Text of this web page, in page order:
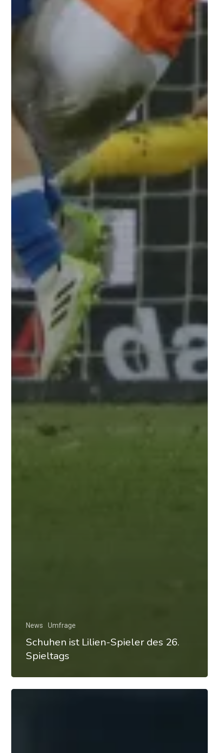
News Umfrage
Schuhen ist Lilien-Spieler des 26.
Spieltags